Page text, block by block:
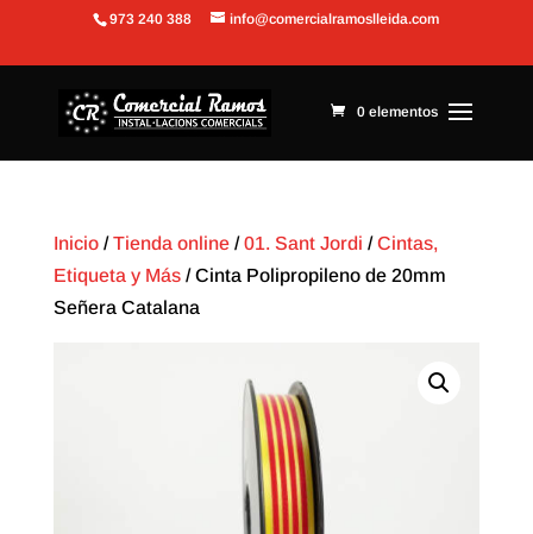
Abrir barra de herramientas
973 240 388 info@comercialramoslleida.com
0 elementos
Inicio/Tienda online/01. Sant Jordi /Cintas,
Etiqueta y Más/ Cinta Polipropileno de 20mm
Señera Catalana